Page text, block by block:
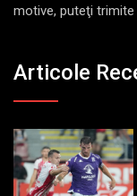
motive, puteţi trimite
Articole